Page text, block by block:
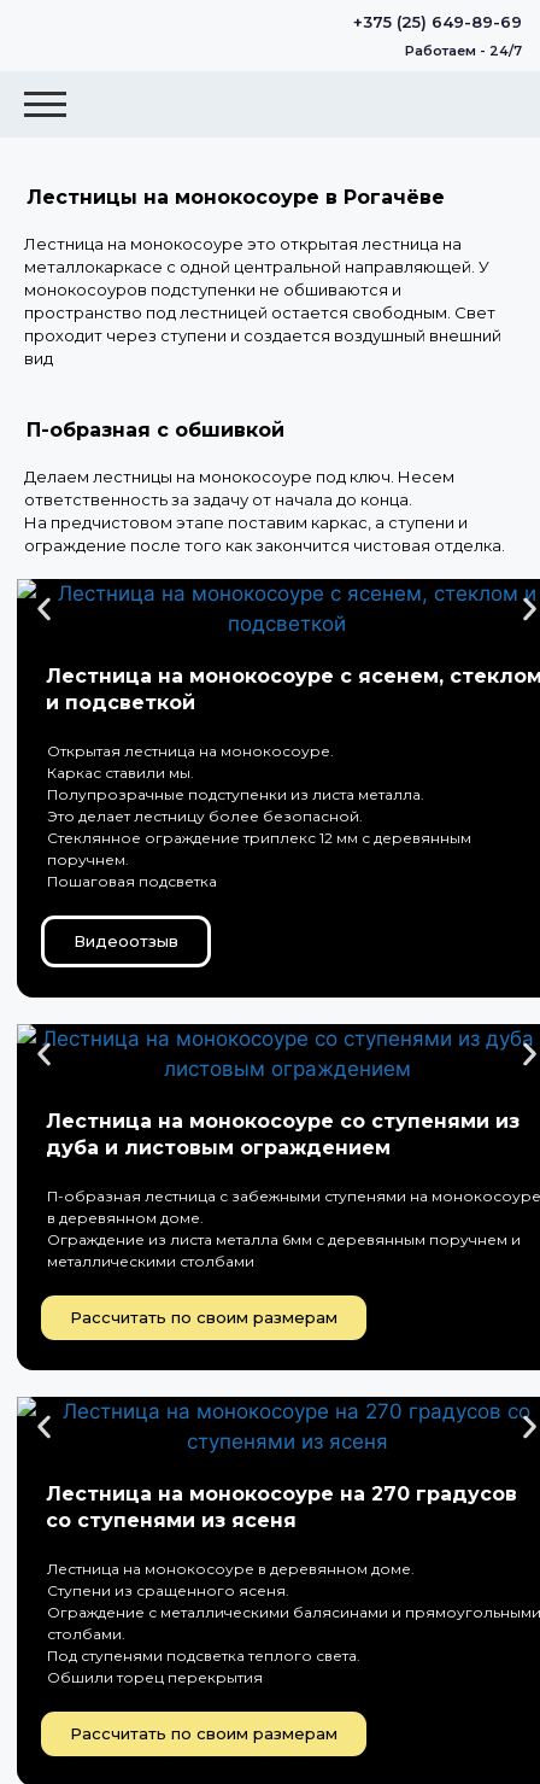
+375 (25) 649-89-69
Работаем - 24/7
Лестницы на монокосоуре в Рогачёве
Лестница на монокосоуре это открытая лестница на
металлокаркасе с одной центральной направляющей. У
монокосоуров подступенки не обшиваются и
пространство под лестницей остается свободным. Свет
проходит через ступени и создается воздушный внешний
вид
П-образная с обшивкой
Делаем лестницы на монокосоуре под ключ. Несем
ответственность за задачу от начала до конца.
На предчистовом этапе поставим каркас, а ступени и
ограждение после того как закончится чистовая отделка.
Лестница на монокосоуре с ясенем,
и подсветкой
Открытая лестница на монокосоуре.
Каркас ставили мы.
Полупрозрачные подступенки из листа металла.
Это делает лестницу более безопасной.
Стеклянное ограждение триплекс 12 мм с деревянным
поручнем.
Пошаговая подсветка
Видеоотзыв
Лестница на монокосоуре со ступенями из
дуба и листовым ограждением
П-образная лестница с забежными ступенями на монокосоуре
в деревянном доме.
Ограждение из листа металла 6мм с деревянным поручнем и
металлическими столбами
Рассчитать по своим размерам
Лестница на монокосоуре на 270 градусов
со ступенями из ясеня
Лестница на монокосоуре в деревянном доме.
Ступени из сращенного ясеня.
Ограждение с металлическими балясинами и прямоугольными
столбами.
Под ступенями подсветка теплого света.
Обшили торец перекрытия
Рассчитать по своим размерам